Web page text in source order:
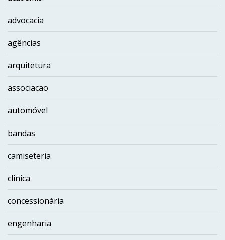
advocacia
agências
arquitetura
associacao
automóvel
bandas
camiseteria
clinica
concessionária
engenharia